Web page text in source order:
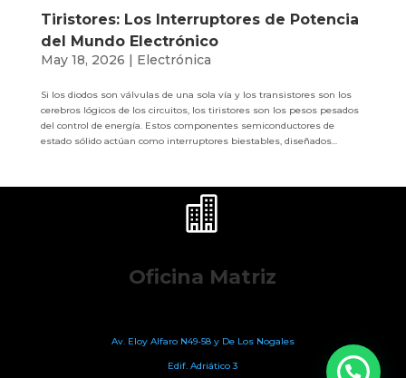
Tiristores: Los Interruptores de Potencia
del Mundo Electrónico
May 18, 2026 | Electrónica
Si los diodos son válvulas de una sola vía y los transistores son los
cerebros lógicos de los circuitos, los tiristores son los pesos pesados
del control de energía. Estos componentes semiconductores de
estado sólido actúan como interruptores biestables, diseñados...

Oficina Matriz
Av. Eloy Alfaro N49-58 y De Los Nogales
Edif. Adriático 3